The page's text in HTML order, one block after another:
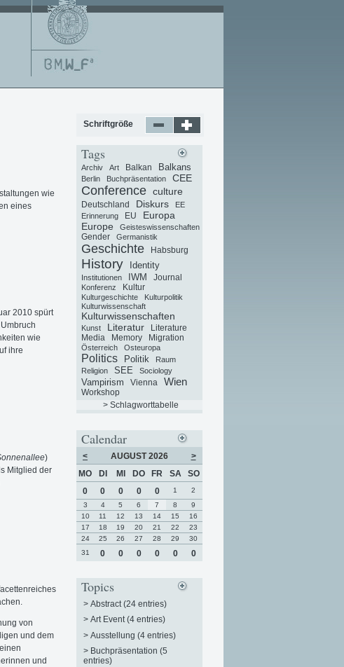
wie
eines
2010 spürt
wie
ihre
)
Mitglied der
von
und dem
und
Schriftgröße
Tags
Archiv Art Balkan Balkans
Berlin Buchpräsentation CEE
Conference culture
Deutschland Diskurs
EE
Erinnerung
EU
Europa
Europe
Geisteswissenschaften
Gender Germanistik
Geschichte Habsburg
History Identity
Institutionen IWM Journal
Konferenz Kultur
Kulturgeschichte
Kulturpolitik
Kulturwissenschaft
Kulturwissenschaften
Kunst Literatur
Literature
Media
Memory Migration
Österreich Osteuropa
Politics Politik
Raum
Religion
SEE Sociology
Vampirism Vienna Wien
Workshop
> Schlagworttabelle
Calendar
< AUGUST 2026
>
MO
DI MI DO FR SA
SO
0
0 0 0 0 1
2
3
4 5 6 7 8
9
10
11 12 13 14 15
16
17
18 19 20 21 22
23
24
25 26 27 28 29
30
31
0 0 0 0 0 0
Topics
> Abstract (24 entries)
> Art Event (4 entries)
> Ausstellung (4 entries)
> Buchpräsentation (5
entries)